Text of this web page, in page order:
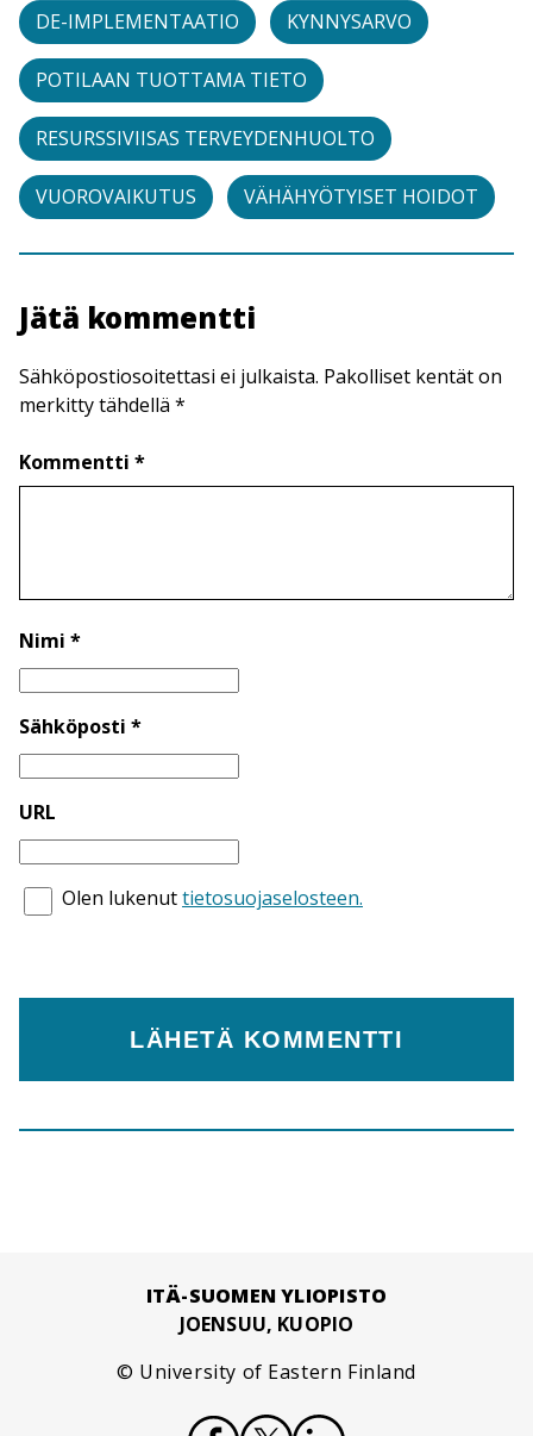
DE-IMPLEMENTAATIO KYNNYSARVO
POTILAAN TUOTTAMA TIETO
RESURSSIVIISAS TERVEYDENHUOLTO
VUOROVAIKUTUS VÄHÄHYÖTYISET HOIDOT
Jätä kommentti
Sähköpostiosoitettasi ei julkaista. Pakolliset kentät on
merkitty tähdellä *
Kommentti *
Nimi *
Sähköposti *
URL
Olen lukenuttietosuojaselosteen.
ITÄ-SUOMEN YLIOPISTO
JOENSUU, KUOPIO
© University of Eastern Finland